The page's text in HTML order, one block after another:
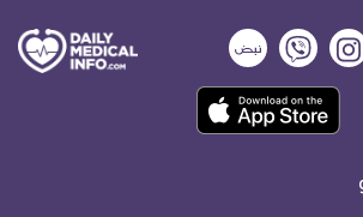
ديلي
ميديكال
انفو
ديلي
ميديكال
انفو
ديلي
ميديكال
انفو
حمل
تطبيق